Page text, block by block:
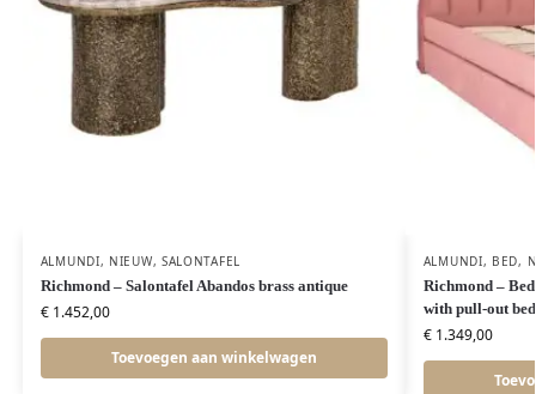
ALMUNDI, NIEUW, SALONTAFEL
Richmond – Salontafel Abandos brass antique
€1.452,00
Toevoegen aan winkelwagen
ALMUNDI, BED,
Richmond –
with pull-out bed
€1.349,00